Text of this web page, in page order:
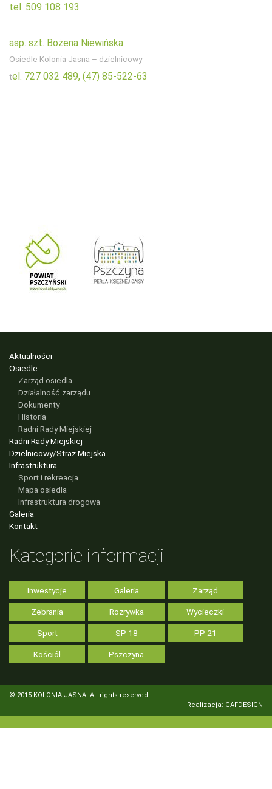
tel. 509 108 193
asp. szt. Bożena Niewińska
Osiedle Kolonia Jasna – dzielnicowy
tel. 727 032 489, (47) 85-522-63
Aktualności
Osiedle
Zarząd osiedla
Działalność zarządu
Dokumenty
Historia
Radni Rady Miejskiej
Radni Rady Miejskiej
Dzielnicowy/Straż Miejska
Infrastruktura
Sport i rekreacja
Mapa osiedla
Infrastruktura drogowa
Galeria
Kontakt
Kategorie informacji
Inwestycje Galeria Zarząd
Zebrania Rozrywka Wycieczki
Sport SP 18 PP 21
Kościół Pszczyna
© 2015 KOLONIA JASNA. All rights reserved
Realizacja: GAFDESIGN